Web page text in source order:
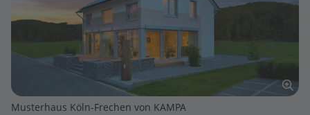
Musterhaus Köln-Frechen von KAMPA